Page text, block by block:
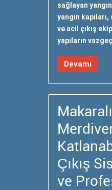
sağlayan
yangın
ve acil çıkış
yapıların
Devamı
Çıkış
ve